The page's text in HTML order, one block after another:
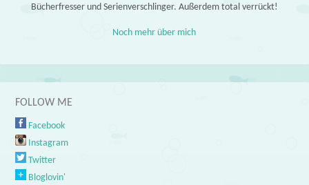
Bücherfresser und Serienverschlinger. Außerdem total verrückt!
Noch mehr über mich
FOLLOW ME
Facebook
Instagram
Twitter
Bloglovin'